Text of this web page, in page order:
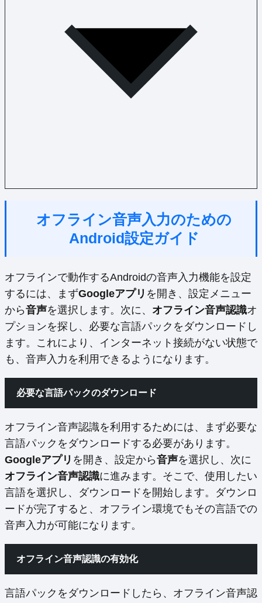
オフライン音声入力のための
Android設定ガイド
オフラインで動作するAndroidの音声入力機能を設定
するには、まずGoogleアプリ を開き、設定メニュー
から音声を選択します。次に、 オフライン音声認識オ
プションを探し、必要な言語パックをダウンロードし
ます。これにより、インターネット接続がない状態で
も、音声入力を利用できるようになります。
必要な言語パックのダウンロード
オフライン音声認識を利用するためには、まず必要な
言語パックをダウンロードする必要があります。
Googleアプリ を開き、設定から音声を選択し、次に
オフライン音声認識に進みます。そこで、使用したい
言語を選択し、ダウンロードを開始します。ダウンロ
ードが完了すると、オフライン環境でもその言語での
音声入力が可能になります。
オフライン音声認識の有効化
言語パックをダウンロードしたら、オフライン音声認